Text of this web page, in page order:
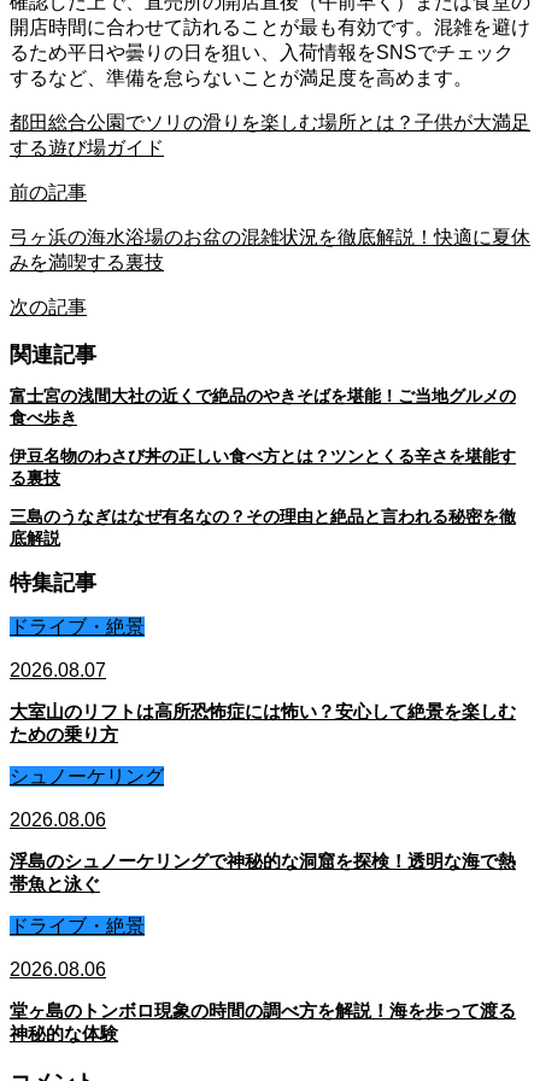
開店時間に合わせて訪れることが最も有効です。混雑を避け
るため平日や曇りの日を狙い、入荷情報をSNSでチェック
するなど、準備を怠らないことが満足度を高めます。
都田総合公園でソリの滑りを楽しむ場所とは？子供が大満足
する遊び場ガイド
前の記事
弓ヶ浜の海水浴場のお盆の混雑状況を徹底解説！快適に夏休
みを満喫する裏技
次の記事
関連記事
富士宮の浅間大社の近くで絶品のやきそばを堪能！ご当地グルメの
食べ歩き
伊豆名物のわさび丼の正しい食べ方とは？ツンとくる辛さを堪能す
る裏技
三島のうなぎはなぜ有名なの？その理由と絶品と言われる秘密を徹
底解説
特集記事
ドライブ・絶景
2026.08.07
大室山のリフトは高所恐怖症には怖い？安心して絶景を楽しむ
ための乗り方
シュノーケリング
2026.08.06
浮島のシュノーケリングで神秘的な洞窟を探検！透明な海で熱
帯魚と泳ぐ
ドライブ・絶景
2026.08.06
堂ヶ島のトンボロ現象の時間の調べ方を解説！海を歩って渡る
神秘的な体験